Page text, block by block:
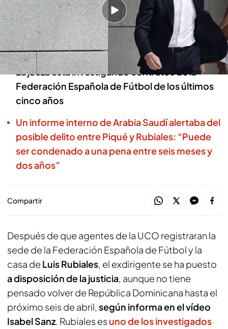
Luis Rubiales ha informado a la jueza de que
tiene previsto regresar a España el próximo 6
de abril
La jueza está investigando contratos de la
Federación Española de Fútbol de los últimos
cinco años
Un informe interno de Arabia Saudí alertaba del
posible delito entre Piqué y Rubiales: “Puede
ser condenado a una pena entre seis meses y
dos años”
Compartir
Después de que agentes de la UCO registraran la
sede de la Federación Española de Fútbol y la
casa de Luis Rubiales, el exdirigente se ha puesto
a disposición de la justicia, aunque no tiene
pensado volver de República Dominicana hasta el
próximo seis de abril, según informa en el vídeo
Isabel Sanz. Rubiales es uno de los investigados